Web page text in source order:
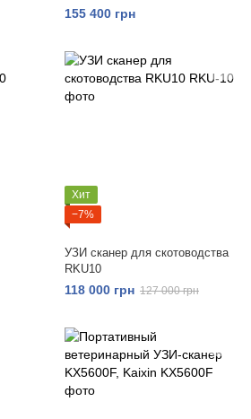
155 400 грн
Хит
−7%
УЗИ сканер для скотоводства
RKU10
118 000 грн 127 000 грн